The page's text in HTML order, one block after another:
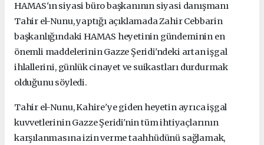
HAMAS'ın siyasi büro başkanının siyasi danışmanı
Tahir el-Nunu, yaptığı açıklamada Zahir Cebbarin
başkanlığındaki HAMAS heyetinin gündeminin en
önemli maddelerinin Gazze Şeridi'ndeki artan işgal
ihlallerini, günlük cinayet ve suikastları durdurmak
olduğunu söyledi.
Tahir el-Nunu, Kahire'ye giden heyetin ayrıca işgal
kuvvetlerinin Gazze Şeridi'nin tüm ihtiyaçlarının
karşılanmasına izin verme taahhüdünü sağlamak,